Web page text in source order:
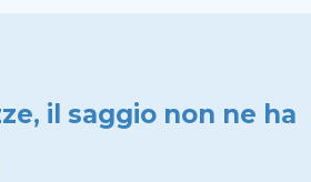
il saggio non ne ha